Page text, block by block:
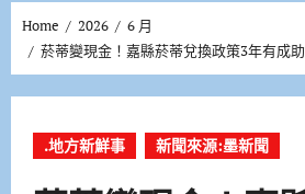
Home 2026
6 月
菸蒂變現金！嘉縣菸蒂兌換政策3年有成
.地方新鮮事 新聞來源:墨新聞